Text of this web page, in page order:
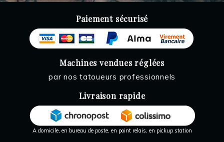
Paiement sécurisé
Machines vendues réglées
par nos tatoueurs professionnels
Livraison rapide
A domicile, en bureau de poste, en point relais, en pickup station